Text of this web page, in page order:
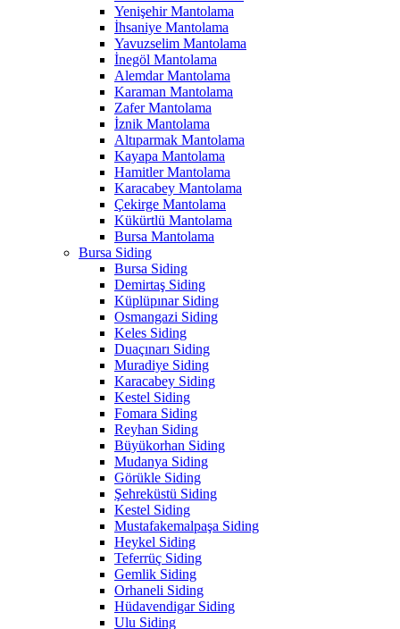
Yenişehir Mantolama
İhsaniye Mantolama
Yavuzselim Mantolama
İnegöl Mantolama
Alemdar Mantolama
Karaman Mantolama
Zafer Mantolama
İznik Mantolama
Altıparmak Mantolama
Kayapa Mantolama
Hamitler Mantolama
Karacabey Mantolama
Çekirge Mantolama
Kükürtlü Mantolama
Bursa Mantolama
Bursa Siding
Bursa Siding
Demirtaş Siding
Küplüpınar Siding
Osmangazi Siding
Keles Siding
Duaçınarı Siding
Muradiye Siding
Karacabey Siding
Kestel Siding
Fomara Siding
Reyhan Siding
Büyükorhan Siding
Mudanya Siding
Görükle Siding
Şehreküstü Siding
Kestel Siding
Mustafakemalpaşa Siding
Heykel Siding
Teferrüç Siding
Gemlik Siding
Orhaneli Siding
Hüdavendigar Siding
Ulu Siding